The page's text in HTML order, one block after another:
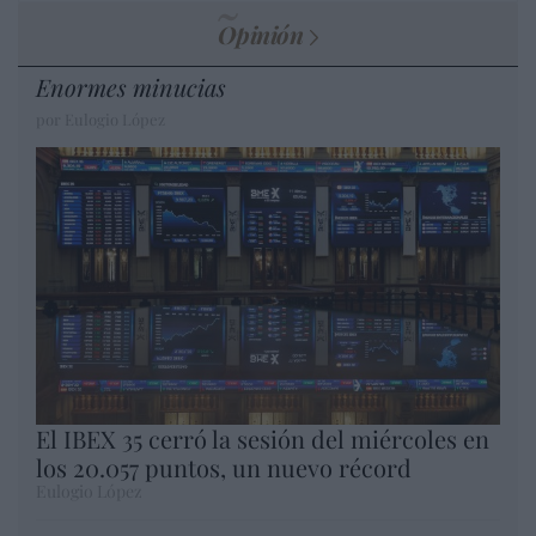
Opinión
Enormes minucias
El IBEX 35 cerró la sesión del miércoles en
los 20.057 puntos, un nuevo récord